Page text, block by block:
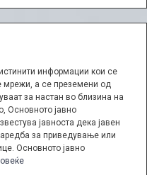
информации кои се
мрежи, а се преземени од
за настан во близина на
Основното јавно
јавноста дека јавен
за приведување или
Основното јавно